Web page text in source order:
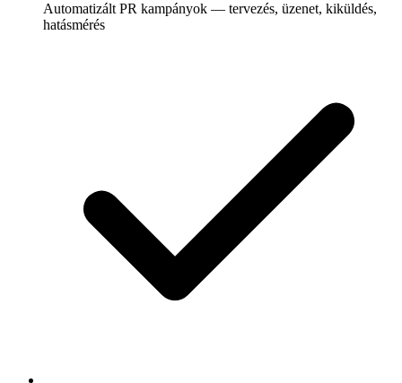
Automatizált PR kampányok — tervezés, üzenet, kiküldés,
hatásmérés